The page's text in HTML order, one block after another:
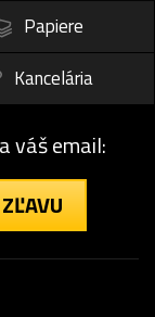
Papiere
Kancelária
váš email: